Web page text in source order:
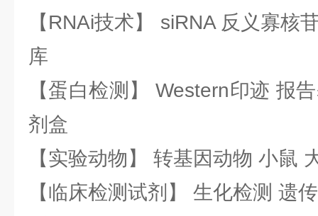
【RNAi技术】 siRNA 反义寡核
库
【蛋白检测】 Western印迹 报
剂盒
【实验动物】 转基因动物 小鼠
【临床检测试剂】 生化检测 遗